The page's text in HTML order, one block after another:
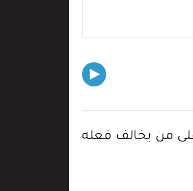
على من يخالف فعله